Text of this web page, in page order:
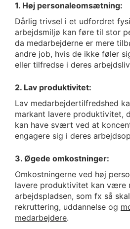
1. Høj personaleomsætning:
Dårlig trivsel i et udfordret
arbejdsmiljø kan føre til stor
da medarbejderne er mere
andre job, hvis de ikke føler
eller tilfredse i deres
2. Lav produktivitet:
Lav medarbejdertilfredshed
markant lavere produktivitet,
kan have svært ved at
engagere sig i deres
3. Øgede omkostninger:
Omkostningerne ved høj
lavere produktivitet kan være
arbejdspladsen, som fx så
rekruttering, uddannelse og
medarbejdere.